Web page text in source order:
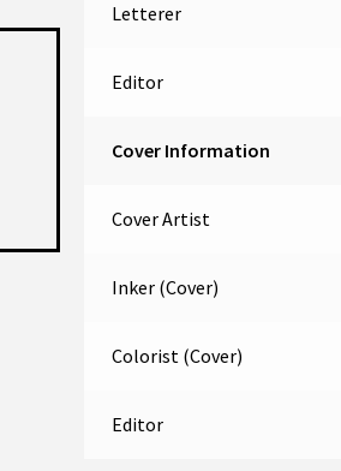
Letterer
Editor
Cover Information
Cover Artist
Inker (Cover)
Colorist (Cover)
Editor